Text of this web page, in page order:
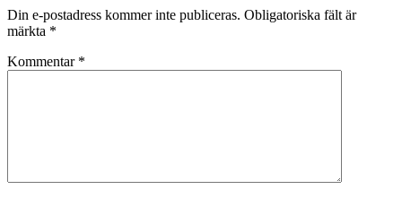
Din e-postadress kommer inte publiceras. Obligatoriska fält är
märkta *
Kommentar *